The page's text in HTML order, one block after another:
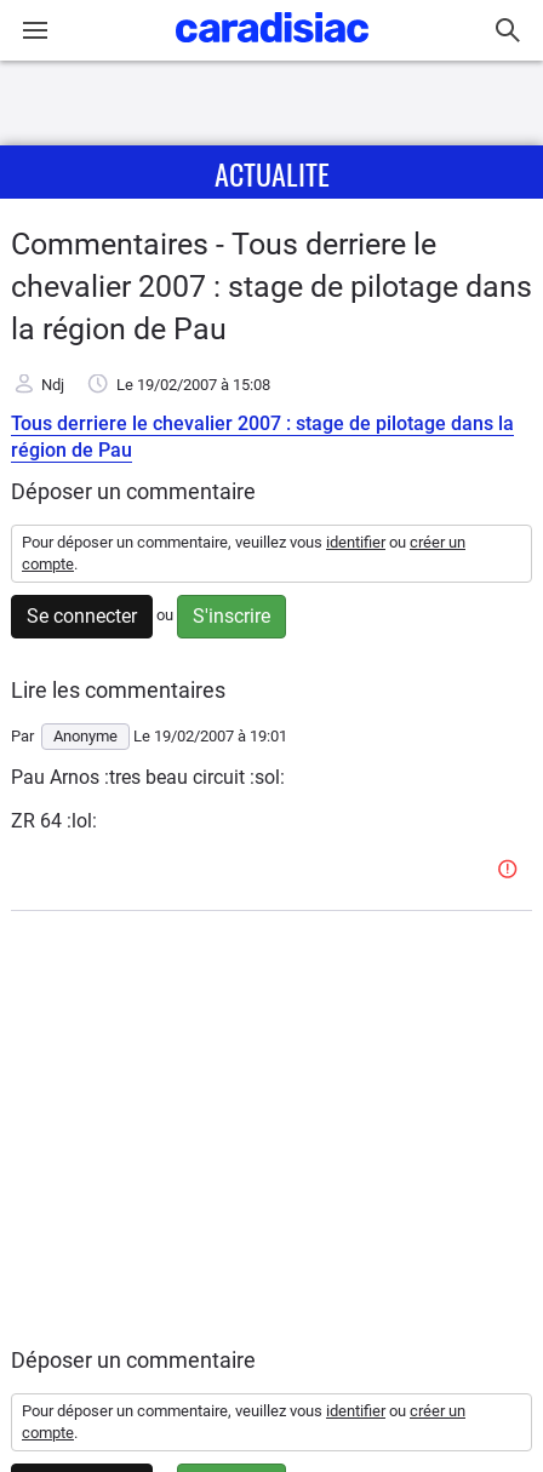
Actu
Essais
Avis
Forum
Scooters
&
125
Services
Auto
ACTUALITE
Commentaires - Tous derriere le
chevalier 2007 : stage de pilotage dans
la région de Pau
Ndj Le 19/02/2007 à 15:08
Tous derriere le chevalier 2007 : stage de pilotage dans la
région de Pau
Déposer un commentaire
Pour déposer un commentaire, veuillez vous identifierou créer un
compte.
Se connecter ou S'inscrire
Lire les commentaires
Par Anonyme Le 19/02/2007 à 19:01
Pau Arnos :tres beau circuit :sol:
ZR 64 :lol:
Déposer un commentaire
Pour déposer un commentaire, veuillez vous identifierou créer un
compte.